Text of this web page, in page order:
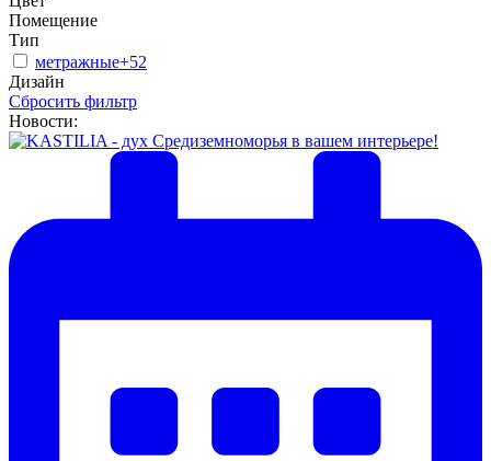
Помещение
Тип
метражные+52
Дизайн
Сбросить фильтр
Новости: